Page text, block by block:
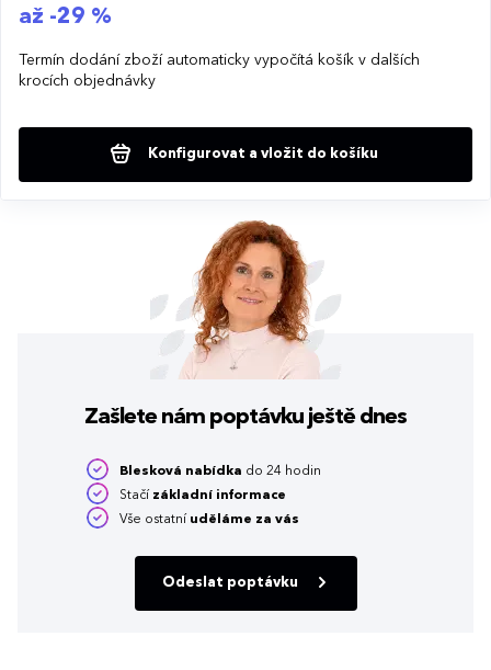
až -29 %
Termín dodání zboží automaticky vypočítá košík v dalších
krocích objednávky
Konfigurovat a vložit do košíku
Zašlete nám poptávku ještě dnes
Blesková nabídka do 24 hodin
Stačí základní informace
Vše ostatní uděláme za vás
Odeslat poptávku